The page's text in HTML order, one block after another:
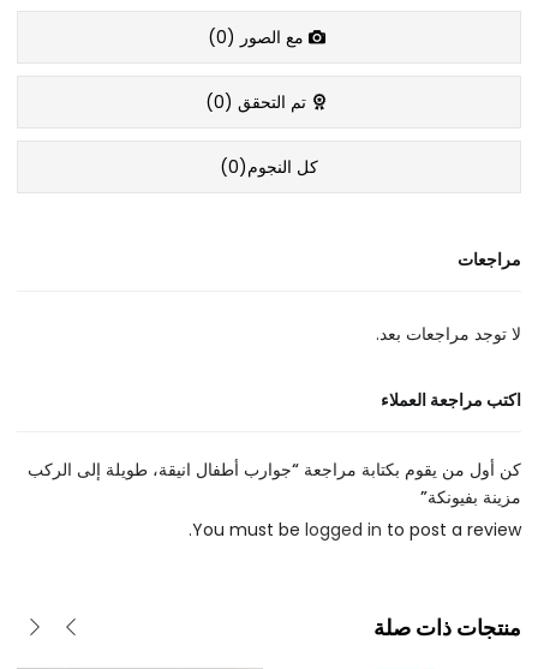
مع الصور (0
)
تم التحقق (0
)
كل النجوم(0
)
مراجعات
لا توجد مراجعات بعد.
اكتب مراجعة العملاء
كن أول من يقوم بكتابة مراجعة “جوارب أطفال انيقة، طويلة إلى الركب
مزينة بفيونكة”
You must be logged in to post a review.
منتجات ذات صلة